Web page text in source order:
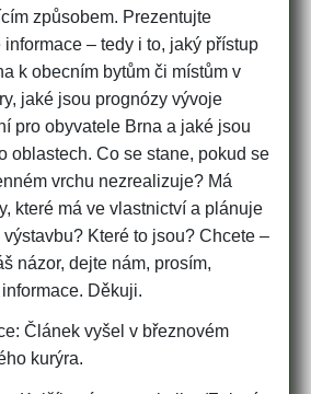
způsobem. Prezentujte
– tedy i to, jaký přístup
k obecním bytům či místům v
jaké jsou prognózy vývoje
pro obyvatele Brna a jaké jsou
oblastech. Co se stane, pokud se
vrchu nezrealizuje? Má
které má ve vlastnictví a plánuje
Které to jsou? Chcete –
názor, dejte nám, prosím,
Děkuji.
Článek vyšel v březnovém
kurýra.